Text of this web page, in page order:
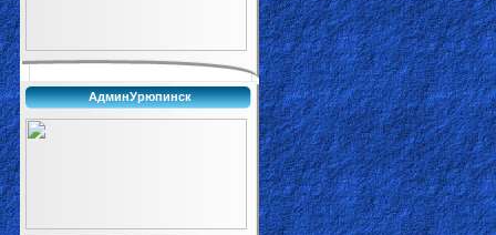
АдминУрюпинск